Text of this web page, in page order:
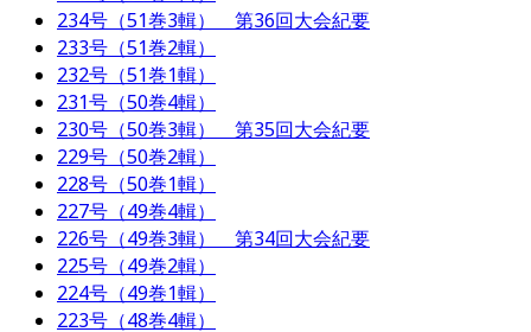
234号（51巻3輯） 第36回大会紀要
233号（51巻2輯）
232号（51巻1輯）
231号（50巻4輯）
230号（50巻3輯） 第35回大会紀要
229号（50巻2輯）
228号（50巻1輯）
227号（49巻4輯）
226号（49巻3輯） 第34回大会紀要
225号（49巻2輯）
224号（49巻1輯）
223号（48巻4輯）